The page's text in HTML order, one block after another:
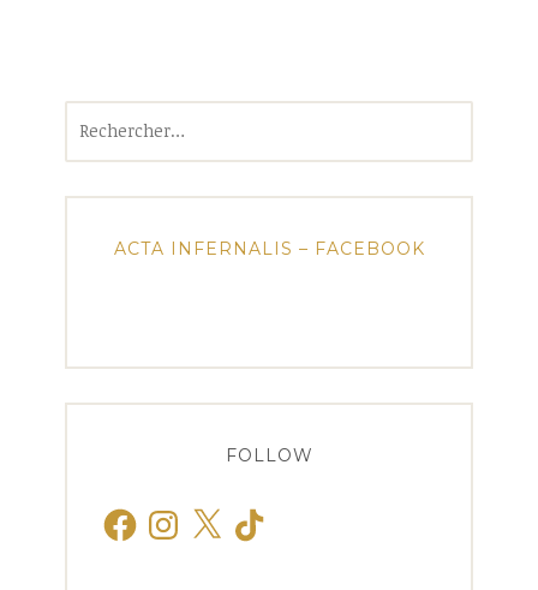
ACTA INFERNALIS – FACEBOOK
FOLLOW
FacebookInstagram
X TikTok